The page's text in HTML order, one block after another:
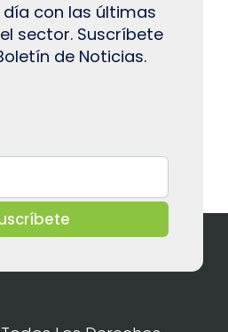
con las últimas
sector. Suscríbete
de Noticias.